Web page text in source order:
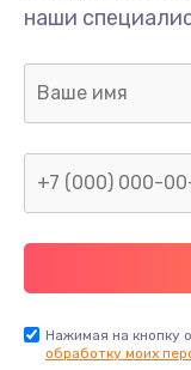
наши
Нажимая на кнопку
обработку моих